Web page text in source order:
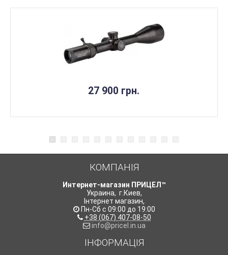
27 900 грн.
КОМПАНІЯ
Интернет-магазин ПРИЦЕЛ™
Украина, г.Киев,
Інтернет магазин,
Пн-Сб с 09:00 до 19:00
+38 (067) 407-08-50
info@pricel.in.ua
ІНФОРМАЦІЯ